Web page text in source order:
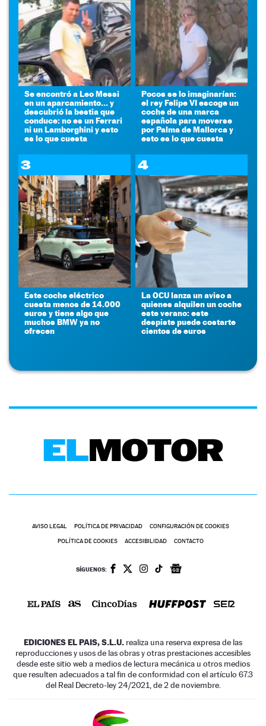
Se encontró a Leo Messi
en un aparcamiento... y
descubrió la bestia que
conduce: no es un Ferrari
ni un Lamborghini y esto
es lo que cuesta
Pocos se lo imaginarían:
el rey Felipe VI escoge un
coche de una marca
española para moverse
por Palma de Mallorca y
esto es lo que cuesta
3
Este coche eléctrico
cuesta menos de 14.000
euros y tiene algo que
muchos BMW ya no
ofrecen
4
La OCU lanza un aviso a
quienes alquilen un coche
este verano: este
despiste puede costarte
cientos de euros
AVISO LEGAL POLÍTICA DE PRIVACIDAD CONFIGURACIÓN DE COOKIES
POLÍTICA DE COOKIES ACCESIBILIDAD CONTACTO
SÍGUENOS:
EDICIONES EL PAIS, S.L.U. realiza una reserva expresa de las
reproducciones y usos de las obras y otras prestaciones accesibles
desde este sitio web a medios de lectura mecánica u otros medios
que resulten adecuados a tal fin de conformidad con el artículo 67.3
del Real Decreto-ley 24/2021, de 2 de noviembre.